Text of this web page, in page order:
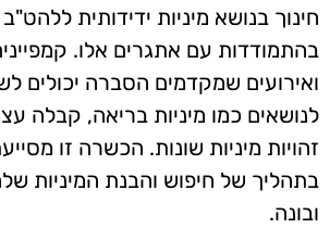
חינוך בנושא מיניות ידידותית
בהתמודדות עם אתגרים אלו.
ואירועים שמקדמים הסברה יכולים
לנושאים כמו מיניות בריאה, קבלה
זהויות מיניות שונות. הכשרה זו
בתהליך של חיפוש והבנת המיניות
ובונה.